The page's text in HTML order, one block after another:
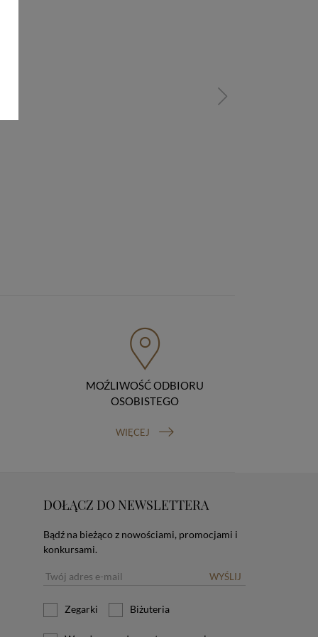
MOŹLIWOŚĆ ODBIORU
OSOBISTEGO
WIĘCEJ
DOŁĄCZ DO NEWSLETTERA
Bądź na bieżąco z nowościami, promocjami i
konkursami.
WYŚLIJ
Zegarki Biżuteria